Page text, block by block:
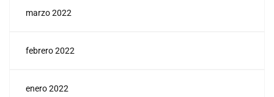
marzo 2022
febrero 2022
enero 2022